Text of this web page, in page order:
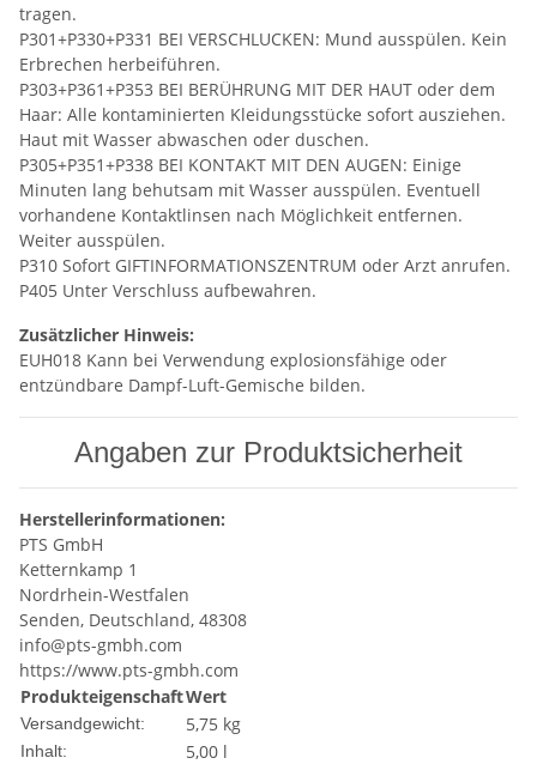
tragen.
P301+P330+P331 BEI VERSCHLUCKEN: Mund ausspülen. Kein
Erbrechen herbeiführen.
P303+P361+P353 BEI BERÜHRUNG MIT DER HAUT oder dem
Haar: Alle kontaminierten Kleidungsstücke sofort ausziehen.
Haut mit Wasser abwaschen oder duschen.
P305+P351+P338 BEI KONTAKT MIT DEN AUGEN: Einige
Minuten lang behutsam mit Wasser ausspülen. Eventuell
vorhandene Kontaktlinsen nach Möglichkeit entfernen.
Weiter ausspülen.
P310 Sofort GIFTINFORMATIONSZENTRUM oder Arzt anrufen.
P405 Unter Verschluss aufbewahren.
Zusätzlicher Hinweis:
EUH018 Kann bei Verwendung explosionsfähige oder
entzündbare Dampf-Luft-Gemische bilden.
Angaben zur Produktsicherheit
Herstellerinformationen:
PTS GmbH
Ketternkamp 1
Nordrhein-Westfalen
Senden, Deutschland, 48308
info@pts-gmbh.com
https://www.pts-gmbh.com
ProdukteigenschaftWert
Versandgewicht: 5,75 kg
Inhalt:
5,00 l